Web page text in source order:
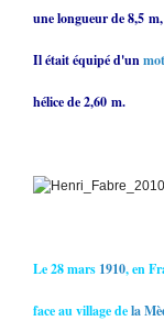
une longueur de 8,5
Il était équipé d'un
hélice de 2,60 m.
Le 28 mars 1910, en
face au village dela